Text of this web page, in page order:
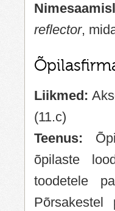
reflector,
Liikmed:
(11.c)
Teenus:
õpilaste
toodetele
Põrsakestel